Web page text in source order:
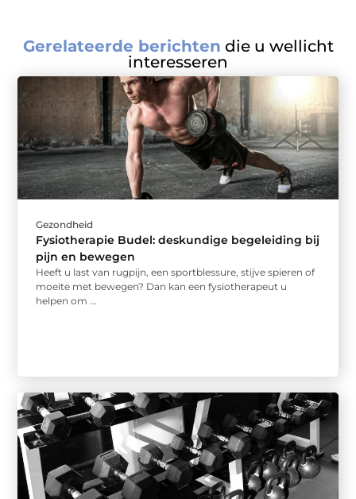
Gerelateerde berichten die u wellicht
interesseren
Gezondheid
Fysiotherapie Budel: deskundige begeleiding bij
pijn en bewegen
Heeft u last van rugpijn, een sportblessure, stijve spieren of
moeite met bewegen? Dan kan een fysiotherapeut u
helpen om ...